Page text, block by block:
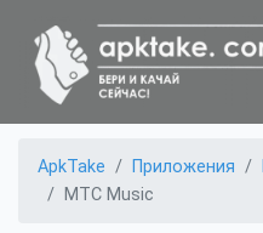
ApkTake Приложения
МТС Music